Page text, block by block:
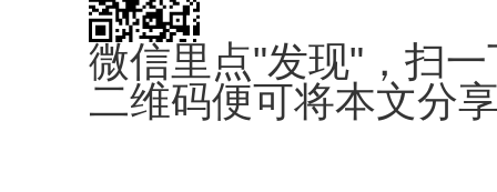
微信里点"发现"，扫一
二维码便可将本文分